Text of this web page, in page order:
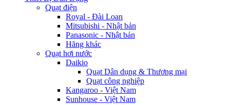
Quạt điện
Royal - Đài Loan
Mitsubishi - Nhật bản
Panasonic - Nhật bản
Hãng khác
Quạt hơi nước
Daikio
Quạt Dân dụng & Thương mại
Quạt công nghiệp
Kangaroo - Việt Nam
Sunhouse - Việt Nam